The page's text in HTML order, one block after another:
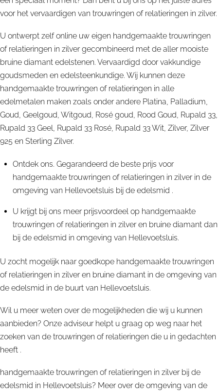
voor het vervaardigen van trouwringen of relatieringen in zilver.
U ontwerpt zelf online uw eigen handgemaakte trouwringen
of relatieringen in zilver gecombineerd met de aller mooiste
bruine diamant edelstenen. Vervaardigd door vakkundige
goudsmeden en edelsteenkundige. Wij kunnen deze
handgemaakte trouwringen of relatieringen in alle
edelmetalen maken zoals onder andere Platina, Palladium,
Goud, Geelgoud, Witgoud, Rosé goud, Rood Goud, Rupald 33,
Rupald 33 Geel, Rupald 33 Rosé, Rupald 33 Wit, Zilver, Zilver
925 en Sterling Zilver.
Ontdek ons. Gegarandeerd de beste prijs voor
handgemaakte trouwringen of relatieringen in zilver in de
omgeving van Hellevoetsluis bij de edelsmid .
U krijgt bij ons meer prijsvoordeel op handgemaakte
trouwringen of relatieringen in zilver en bruine diamant dan
bij de edelsmid in omgeving van Hellevoetsluis.
U zocht mogelijk naar goedkope handgemaakte trouwringen
of relatieringen in zilver en bruine diamant in de omgeving van
de edelsmid in de buurt van Hellevoetsluis.
Wil u meer weten over de mogelijkheden die wij u kunnen
aanbieden? Onze adviseur helpt u graag op weg naar het
zoeken van de trouwringen of relatieringen die u in gedachten
heeft .
handgemaakte trouwringen of relatieringen in zilver bij de
edelsmid in Hellevoetsluis? Meer over de omgeving van de